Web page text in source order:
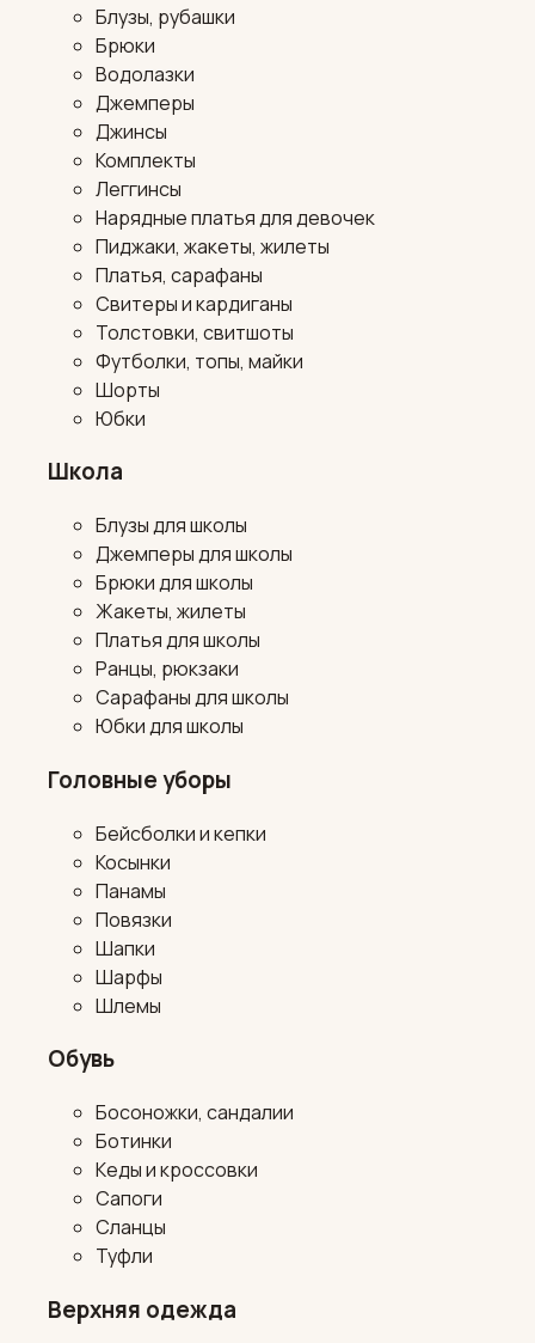
Блузы, рубашки
Брюки
Водолазки
Джемперы
Джинсы
Комплекты
Леггинсы
Нарядные платья для девочек
Пиджаки, жакеты, жилеты
Платья, сарафаны
Свитеры и кардиганы
Толстовки, свитшоты
Футболки, топы, майки
Шорты
Юбки
Школа
Блузы для школы
Джемперы для школы
Брюки для школы
Жакеты, жилеты
Платья для школы
Ранцы, рюкзаки
Сарафаны для школы
Юбки для школы
Головные уборы
Бейсболки и кепки
Косынки
Панамы
Повязки
Шапки
Шарфы
Шлемы
Обувь
Босоножки, сандалии
Ботинки
Кеды и кроссовки
Сапоги
Сланцы
Туфли
Верхняя одежда